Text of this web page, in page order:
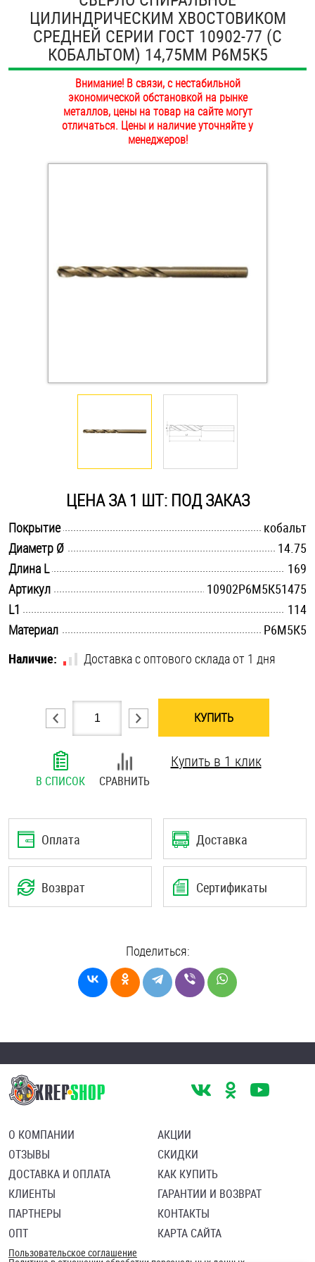
ОПЛАТА И ДОСТАВКА
НАШИ МАГАЗИНЫ
Втулки
Гайки
Дюбели
Дюймовый крепёж
Саморезы и шурупы
Стопорные кольца
Такелаж
Хомуты
Шайбы
Шпильки
Шплинты
ЦИЛИНДРИЧЕСКИМ ХВОСТОВИКОМ
СРЕДНЕЙ СЕРИИ ГОСТ 10902-77 (С
КОБАЛЬТОМ) 14,75ММ Р6М5К5
Внимание! В связи, с нестабильной
экономической обстановкой на рынке
металлов, цены на товар на сайте могут
отличаться. Цены и наличие уточняйте у
менеджеров!
ЦЕНА ЗА 1 ШТ: ПОД ЗАКАЗ
Покрытие
кобальт
Диаметр Ø
14.75
Длина L
169
Артикул
10902Р6М5К51475
L1
114
Материал
Р6М5К5
Наличие:
Доставка с оптового склада от 1 дня
КУПИТЬ
В СПИСОК СРАВНИТЬ
Купить в 1 клик
Оплата Доставка
Возврат Сертификаты
Поделиться:
О КОМПАНИИ
ОТЗЫВЫ
ДОСТАВКА И ОПЛАТА
КЛИЕНТЫ
ПАРТНЕРЫ
ОПТ
АКЦИИ
СКИДКИ
КАК КУПИТЬ
ГАРАНТИИ И ВОЗВРАТ
КОНТАКТЫ
КАРТА САЙТА
Пользовательское соглашение